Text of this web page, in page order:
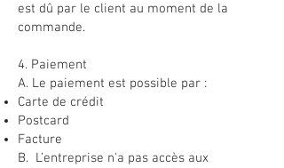
est dû par le client au moment de la
commande.
4. Paiement
A. Le paiement est possible par :
Carte de crédit
Postcard
Facture
B. L’entreprise n'a pas accès aux